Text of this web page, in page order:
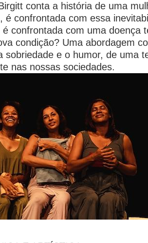
conta a história de uma
é confrontada com essa
confrontada com uma doença
condição? Uma abordagem
sobriedade e o humor, de uma
nas nossas sociedades.